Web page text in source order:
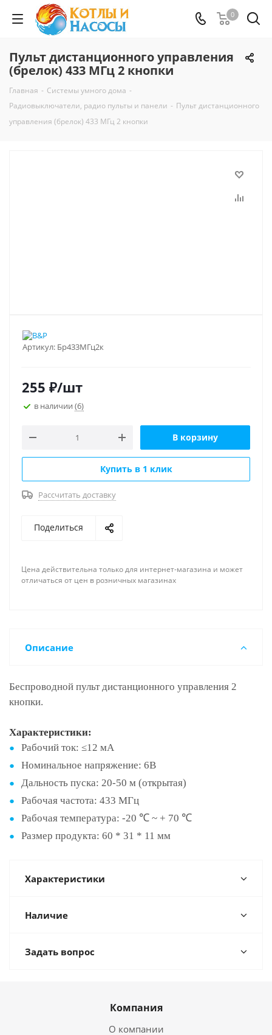
0
Пульт дистанционного управления
(брелок) 433 МГц 2 кнопки
Главная - Системы умного дома -
Радиовыключатели, радио пульты и панели - Пульт дистанционного
управления (брелок) 433 МГц 2 кнопки
Артикул: Бр433МГц2к
255 ₽/шт
в наличии (6)
В корзину
Купить в 1 клик
Рассчитать доставку
Поделиться
Цена действительна только для интернет-магазина и может
отличаться от цен в розничных магазинах
Описание
Беспроводной пульт дистанционного управления 2
кнопки.
Характеристики:
Рабочий ток: ≤12 мА
Номинальное напряжение: 6В
Дальность пуска: 20-50 м (открытая)
Рабочая частота: 433 МГц
Рабочая температура: -20 ℃ ~ + 70 ℃
Размер продукта: 60 * 31 * 11 мм
Характеристики
Наличие
Задать вопрос
Компания
О компании